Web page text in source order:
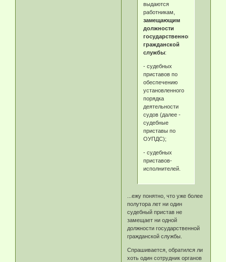
выдаются
работникам,
замещающим
должности
государственной
гражданской
службы:
- судебных
приставов по
обеспечению
установленного
порядка
деятельности
судов (далее -
судебные
приставы по
ОУПДС);
- судебных
приставов-
исполнителей.
...ежу понятно, что уже более
полутора лет ни один
судебный пристав не
замещает ни одной
должности государственной
гражданской службы.
Спрашивается, обратился ли
хоть один сотрудник органов